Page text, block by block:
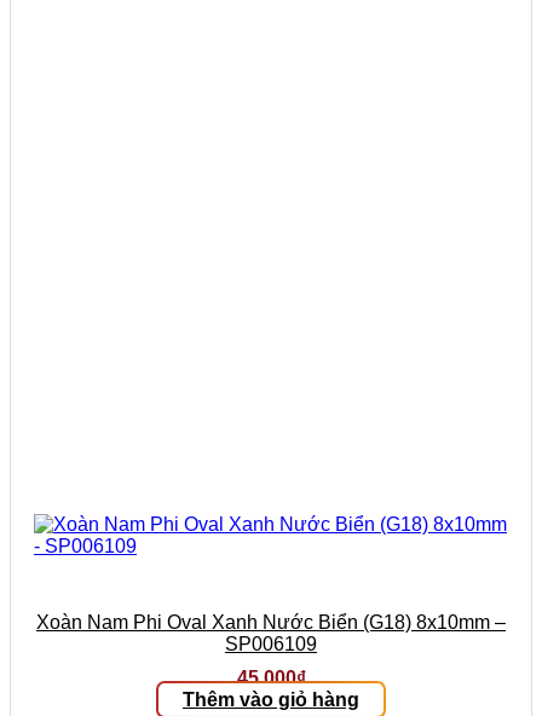
Xoàn Nam Phi Oval Xanh Nước Biển (G18) 8x10mm –
SP006109
45.000₫
Thêm vào giỏ hàng